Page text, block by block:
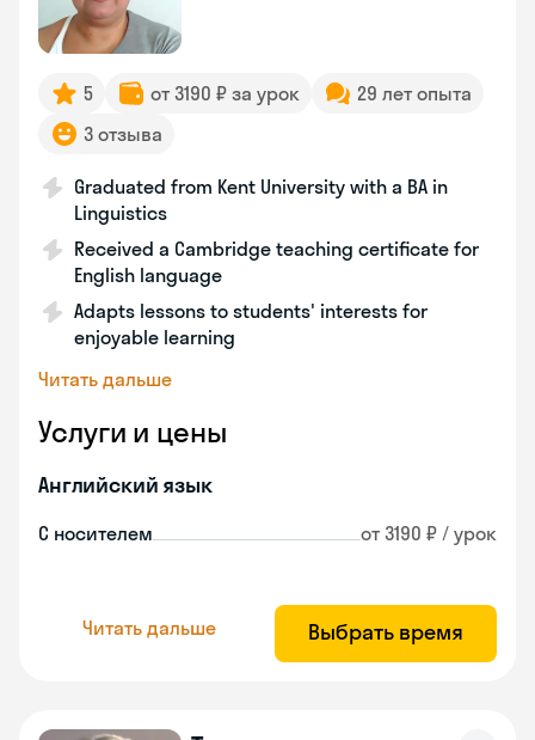
5 от 3190 ₽ за урок
29 лет опыта
3 отзыва
Graduated from Kent University with a BA in
Linguistics
Received a Cambridge teaching certificate for
English language
Adapts lessons to students' interests for
enjoyable learning
Читать дальше
Услуги и цены
Английский язык
С носителем от 3190 ₽ / урок
Читать дальше Выбрать время